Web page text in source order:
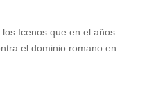
Icenos que en el años
el dominio romano en…